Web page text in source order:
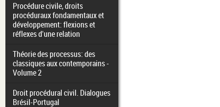
Procédure civile, droits
procéduraux fondamentaux et
développement: flexions et
réflexes d'une relation
Théorie des processus: des
classiques aux contemporains -
Volume 2
Droit procédural civil. Dialogues
Brésil-Portugal